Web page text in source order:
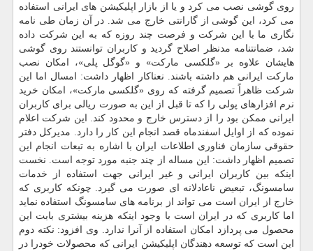
روی گوشی نصب می كرد و یا از بازار اپلیكیشن های ایرانی استفاده
می كرد، این گوشی از گارانتی خارج می شد. در آن زمان طی نامه
نگاری ما با این شركت و فرصت چند روزه كه به این شركت داده
شد، ضمانتنامه مدنظر اصلاح گردید و كاربران توانستند روی گوشی
هایشان علاوه بر «گلكسی ماركت» و «گوگل پلی»، امكان نصب
ماركت ایرانی هم داشته باشند. نعناكار اظهار داشت: امسال اما این
شركت ظاهراً تصمیم گرفته كه روی «گلكسی ماركت»، امكان خرید
نرم افزارهای پولی را كه تا قبل از این به صورت ریالی برای كاربران
ایرانی ممكن بود را از دسترس خارج و محدود كند. این شركت اعلام
نموده كه از اوایل اسفندماه قصد انجام این كار را دارد. مدیركل دفتر
حقوقی سازمان فناوری اطلاعات ایران با اشاره به تبعات انجام این
تصمیم اظهار داشت: این مساله از چند جنبه مورد توجه است. نخست
اینكه بین كاربران ایرانی و غیر ایرانی جهت استفاده از خدمات
سامسونگ، تبعیض ناعادلانه ای صورت می گیرد. چونكه كاربری كه
خارج از ایران است می تواند از برنامه های سامسونگ استفاده نماید
اما كاربری كه در ایران است با وجود اینكه هزینه بیشتری بابت این
محصول می پردازد امكان استفاده از آنرا ندارد. وی افزود: نكته دوم
این است كه توسعه دهندگان اپلیكیشن ایرانی كه محصولات خودرا در